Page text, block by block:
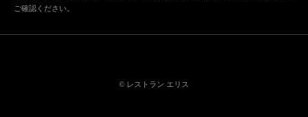
ご確認ください。
© レストラン エリス